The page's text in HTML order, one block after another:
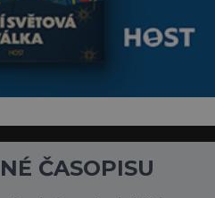
ČASOPISU